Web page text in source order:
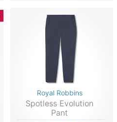
Royal Robbins
Spotless Evolution
Pant